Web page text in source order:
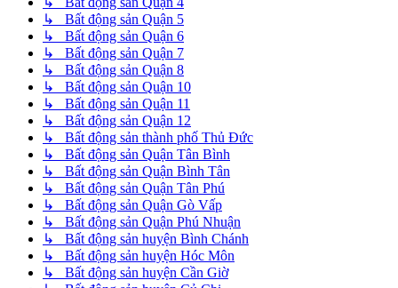
↳ Bất động sản Quận 5
↳ Bất động sản Quận 6
↳ Bất động sản Quận 7
↳ Bất động sản Quận 8
↳ Bất động sản Quận 10
↳ Bất động sản Quận 11
↳ Bất động sản Quận 12
↳ Bất động sản thành phố Thủ Đức
↳ Bất động sản Quận Tân Bình
↳ Bất động sản Quận Bình Tân
↳ Bất động sản Quận Tân Phú
↳ Bất động sản Quận Gò Vấp
↳ Bất động sản Quận Phú Nhuận
↳ Bất động sản huyện Bình Chánh
↳ Bất động sản huyện Hóc Môn
↳ Bất động sản huyện Cần Giờ